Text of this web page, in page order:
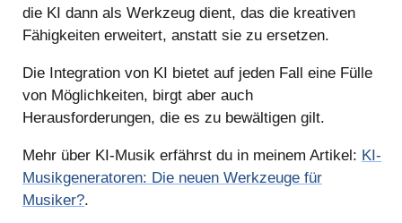
die KI dann als Werkzeug dient, das die kreativen
Fähigkeiten erweitert, anstatt sie zu ersetzen.
Die Integration von KI bietet auf jeden Fall eine Fülle
von Möglichkeiten, birgt aber auch
Herausforderungen, die es zu bewältigen gilt.
Mehr über KI-Musik erfährst du in meinem Artikel: KI-
Musikgeneratoren: Die neuen Werkzeuge für
Musiker?.